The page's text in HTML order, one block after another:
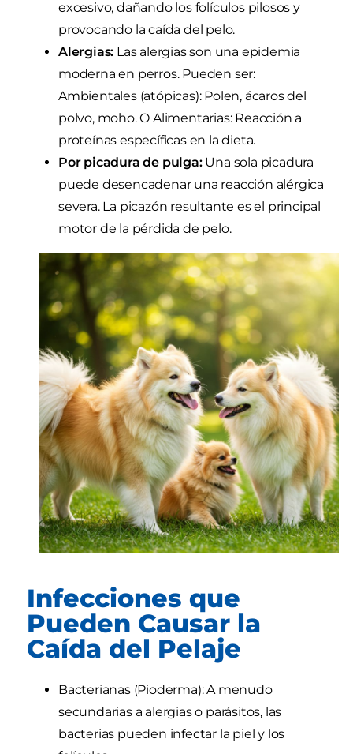
excesivo, dañando los folículos pilosos y
provocando la caída del pelo.
Alergias: Las alergias son una epidemia
moderna en perros. Pueden ser:
Ambientales (atópicas): Polen, ácaros del
polvo, moho. O Alimentarias: Reacción a
proteínas específicas en la dieta.
Por picadura de pulga:Una sola picadura
puede desencadenar una reacción alérgica
severa. La picazón resultante es el principal
motor de la pérdida de pelo.
Infecciones que
Pueden Causar la
Caída del Pelaje
Bacterianas (Pioderma): A menudo
secundarias a alergias o parásitos, las
bacterias pueden infectar la piel y los